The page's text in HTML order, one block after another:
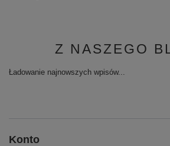
Z NASZEGO
Ładowanie najnowszych wpisów...
Konto